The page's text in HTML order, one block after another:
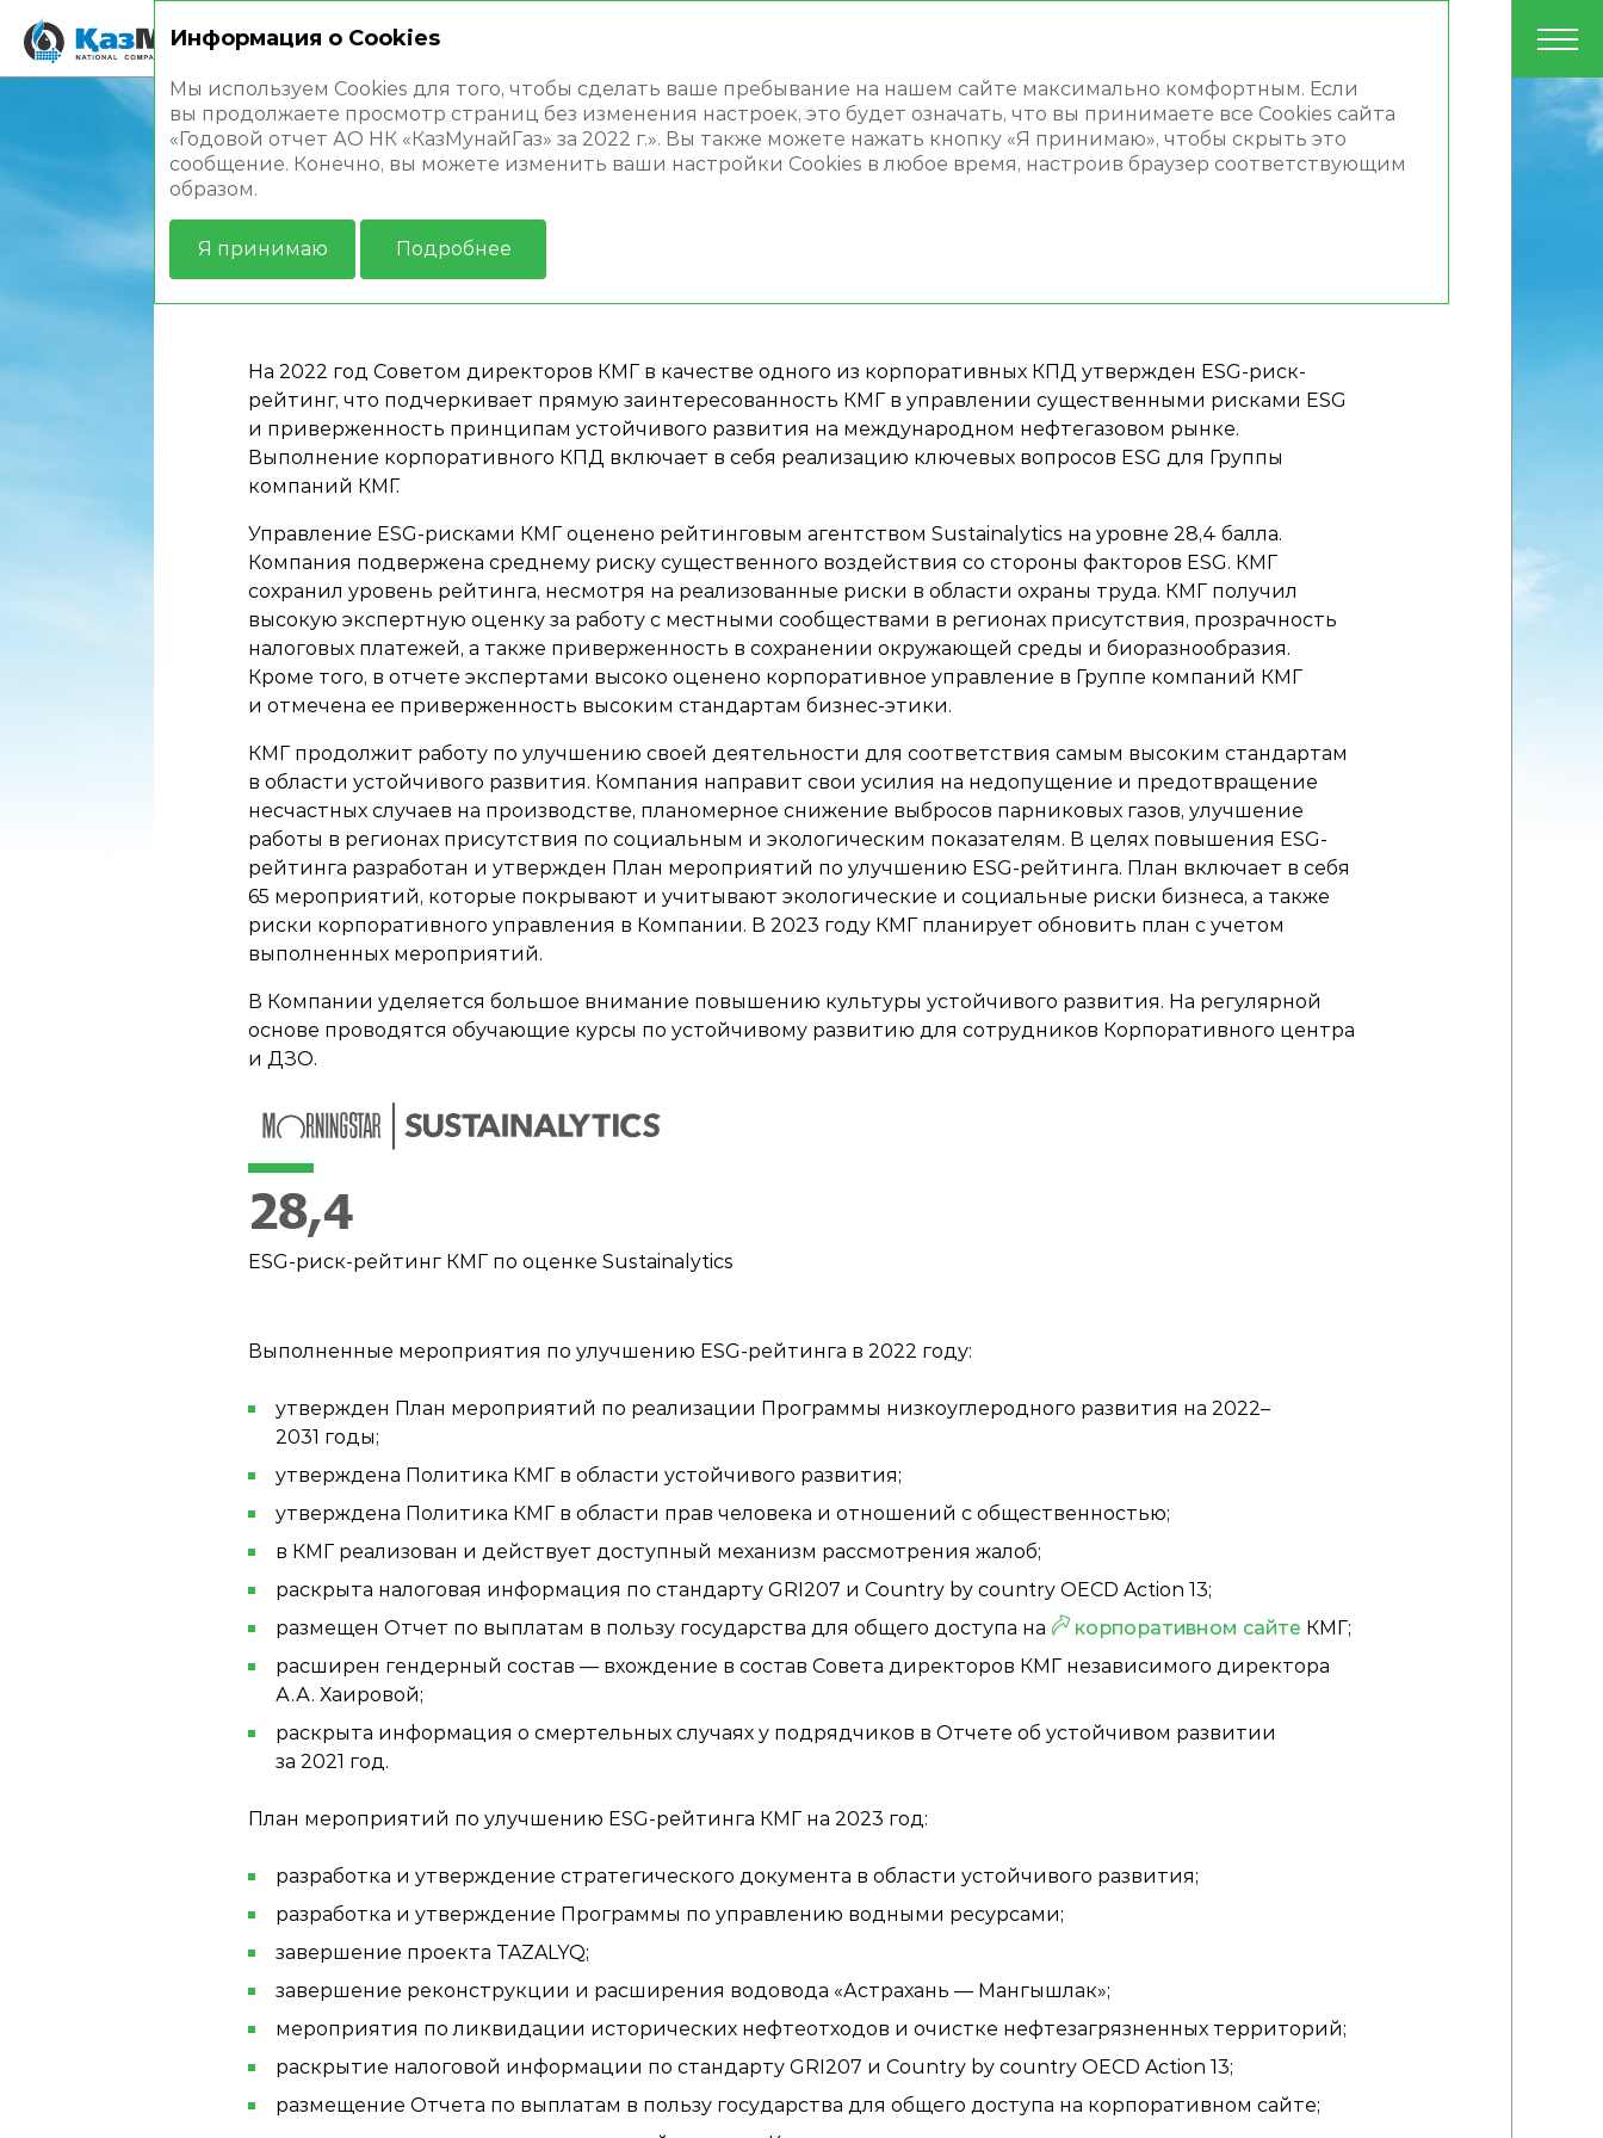
Годовой отчет 2022
Главная Обеспечение устойчивого развития ESG-риск-рейтинг
ESG-РИСК-РЕЙТИНГ
На 2022 год Советом директоров КМГ в качестве одного из корпоративных КПД утвержден ESG-риск-
рейтинг, что подчеркивает прямую заинтересованность КМГ в управлении существенными рисками ESG
и приверженность принципам устойчивого развития на международном нефтегазовом рынке.
Выполнение корпоративного КПД включает в себя реализацию ключевых вопросов ESG для Группы
компаний КМГ.
Управление ESG-рисками КМГ оценено рейтинговым агентством Sustainalytics на уровне 28,4 балла.
Компания подвержена среднему риску существенного воздействия со стороны факторов ESG. КМГ
сохранил уровень рейтинга, несмотря на реализованные риски в области охраны труда. КМГ получил
высокую экспертную оценку за работу с местными сообществами в регионах присутствия, прозрачность
налоговых платежей, а также приверженность в сохранении окружающей среды и биоразнообразия.
Кроме того, в отчете экспертами высоко оценено корпоративное управление в Группе компаний КМГ
и отмечена ее приверженность высоким стандартам бизнес-этики.
КМГ продолжит работу по улучшению своей деятельности для соответствия самым высоким стандартам
в области устойчивого развития. Компания направит свои усилия на недопущение и предотвращение
несчастных случаев на производстве, планомерное снижение выбросов парниковых газов, улучшение
работы в регионах присутствия по социальным и экологическим показателям. В целях повышения ESG-
рейтинга разработан и утвержден План мероприятий по улучшению ESG-рейтинга. План включает в себя
65 мероприятий, которые покрывают и учитывают экологические и социальные риски бизнеса, а также
риски корпоративного управления в Компании. В 2023 году КМГ планирует обновить план с учетом
выполненных мероприятий.
В Компании уделяется большое внимание повышению культуры устойчивого развития. На регулярной
основе проводятся обучающие курсы по устойчивому развитию для сотрудников Корпоративного центра
и ДЗО.
28,4
ESG-риск-рейтинг КМГ по оценке Sustainalytics
Выполненные мероприятия по улучшению ESG-рейтинга в 2022 году:
утвержден План мероприятий по реализации Программы низкоуглеродного развития на 2022–
2031 годы;
утверждена Политика КМГ в области устойчивого развития;
утверждена Политика КМГ в области прав человека и отношений с общественностью;
в КМГ реализован и действует доступный механизм рассмотрения жалоб;
раскрыта налоговая информация по стандарту GRI207 и Country by country OECD Action 13;
размещен Отчет по выплатам в пользу государства для общего доступа на
корпоративном сайте КМГ;
расширен гендерный состав — вхождение в состав Совета директоров КМГ независимого директора
А.А. Хаировой;
раскрыта информация о смертельных случаях у подрядчиков в Отчете об устойчивом развитии
за 2021 год.
План мероприятий по улучшению ESG-рейтинга КМГ на 2023 год:
разработка и утверждение стратегического документа в области устойчивого развития;
разработка и утверждение Программы по управлению водными ресурсами;
завершение проекта TAZALYQ;
завершение реконструкции и расширения водовода «Астрахань — Мангышлак»;
мероприятия по ликвидации исторических нефтеотходов и очистке нефтезагрязненных территорий;
раскрытие налоговой информации по стандарту GRI207 и Country by country OECD Action 13;
размещение Отчета по выплатам в пользу государства для общего доступа на корпоративном сайте;
Информация о Cookies
Мы используем Cookies для того, чтобы сделать ваше пребывание на нашем сайте максимально комфортным. Если
вы продолжаете просмотр страниц без изменения настроек, это будет означать, что вы принимаете все Cookies сайта
«Годовой отчет АО НК «КазМунайГаз» за 2022 г.». Вы также можете нажать кнопку «Я принимаю», чтобы скрыть это
сообщение. Конечно, вы можете изменить ваши настройки Cookies в любое время, настроив браузер соответствующим
образом.
Я принимаю Подробнее